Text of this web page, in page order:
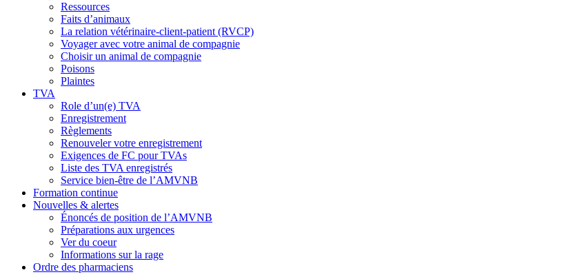
Ressources
Faits d’animaux
La relation vétérinaire-client-patient (RVCP)
Voyager avec votre animal de compagnie
Choisir un animal de compagnie
Poisons
Plaintes
TVA
Role d’un(e) TVA
Enregistrement
Règlements
Renouveler votre enregistrement
Exigences de FC pour TVAs
Liste des TVA enregistrés
Service bien-être de l’AMVNB
Formation continue
Nouvelles & alertes
Énoncés de position de l’AMVNB
Préparations aux urgences
Ver du coeur
Informations sur la rage
Ordre des pharmaciens